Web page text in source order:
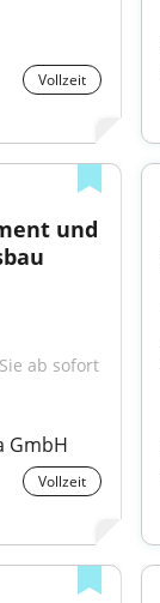
Vollzeit
und
ab sofort
GmbH
Vollzeit